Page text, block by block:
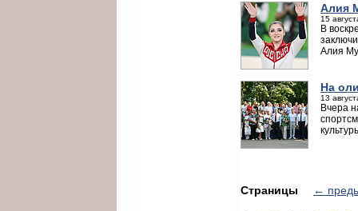
Алия
15
В
Алия
На
13
Вчера
Страницы ←